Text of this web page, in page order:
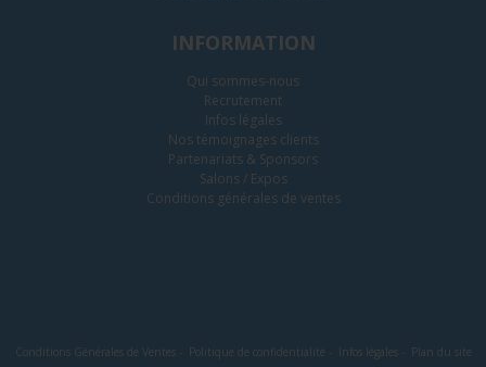
INFORMATION
Qui sommes-nous
Recrutement
Infos légales
Nos témoignages clients
Partenariats & Sponsors
Salons / Expos
Conditions générales de ventes
Conditions Générales de Ventes- Politique de confidentialité - Infos légales- Plan du site